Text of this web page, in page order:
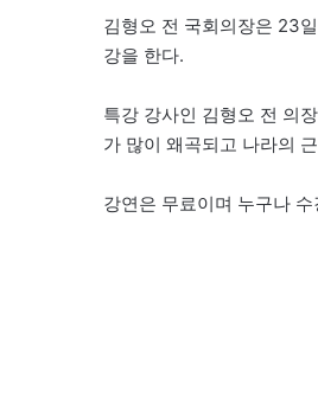
김형오 전 국회의장은 23
강을 한다.
특강 강사인 김형오 전 의
가 많이 왜곡되고 나라의
강연은 무료이며 누구나